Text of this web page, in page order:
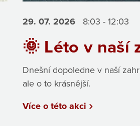
29. 07. 2026 8:03 - 12:03
🌞 Léto v naší
Dnešní dopoledne v naší
ale o to krásnější.
Více o této akci